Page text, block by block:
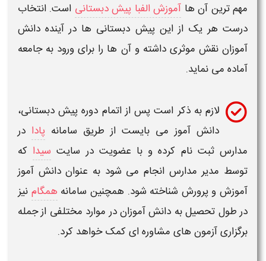
آن هاآموزش الفبا پیش دبستانیاست. انتخاب
یک از این پیش دبستانی هادر آینده دانش
موثری داشته و آن ها را برای ورود به جامعه
نماید.
به ذکر است پس از اتمام دورهپیش دبستانی،
آموز می بایست از طریق سامانهپادا در
نام کرده و با عضویت در سایتسیدا که
مدارس انجام می شود به عنوان دانش آموز
پرورش شناخته شود. همچنین سامانههمگامنیز
به دانش آموزان در موارد مختلفی از جمله
آزمون های مشاوره ای کمک خواهد کرد.